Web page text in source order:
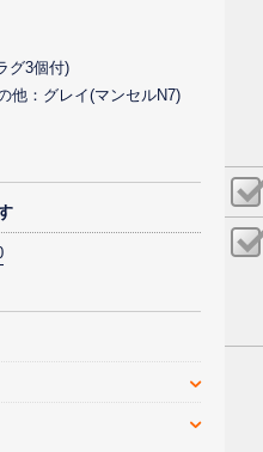
グ3個付)
他：グレイ(マンセルN7)